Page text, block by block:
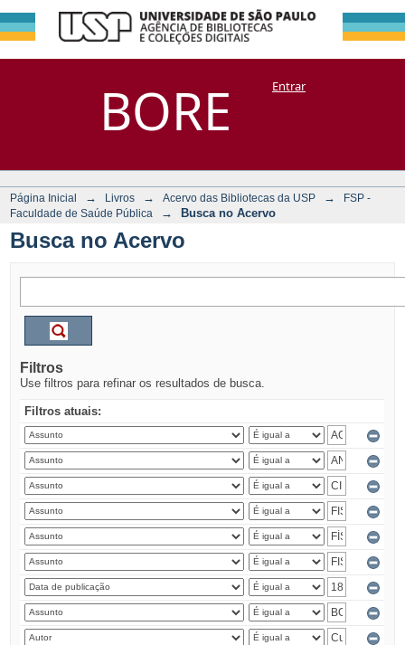
BORE
Busca no Acervo
DSpace/Manakin + CoriscoEntrar
Página Inicial → Livros → Acervo das Bibliotecas da USP →
FSP -
Faculdade de Saúde Pública
→ Busca no Acervo
Busca no Acervo
Filtros
Use filtros para refinar os resultados de busca.
Filtros atuais: